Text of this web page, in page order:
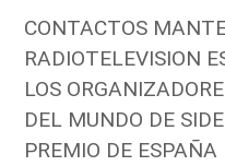
CONTACTOS
RADIOTELEVISION
LOS
DEL MUNDO DE
PREMIO DE